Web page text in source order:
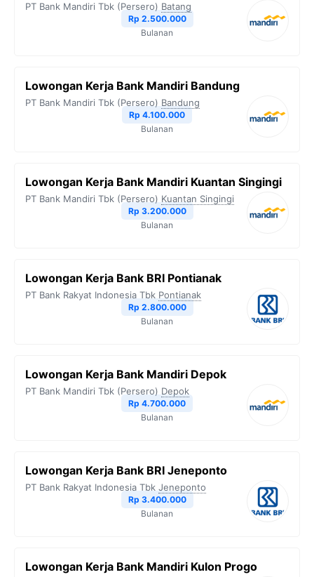
PT Bank Mandiri Tbk (Persero) Batang
Rp 2.500.000
Bulanan
Lowongan Kerja Bank Mandiri Bandung
PT Bank Mandiri Tbk (Persero) Bandung
Rp 4.100.000
Bulanan
Lowongan Kerja Bank Mandiri Kuantan Singingi
PT Bank Mandiri Tbk (Persero) Kuantan Singingi
Rp 3.200.000
Bulanan
Lowongan Kerja Bank BRI Pontianak
PT Bank Rakyat Indonesia Tbk Pontianak
Rp 2.800.000
Bulanan
Lowongan Kerja Bank Mandiri Depok
PT Bank Mandiri Tbk (Persero) Depok
Rp 4.700.000
Bulanan
Lowongan Kerja Bank BRI Jeneponto
PT Bank Rakyat Indonesia Tbk Jeneponto
Rp 3.400.000
Bulanan
Lowongan Kerja Bank Mandiri Kulon Progo